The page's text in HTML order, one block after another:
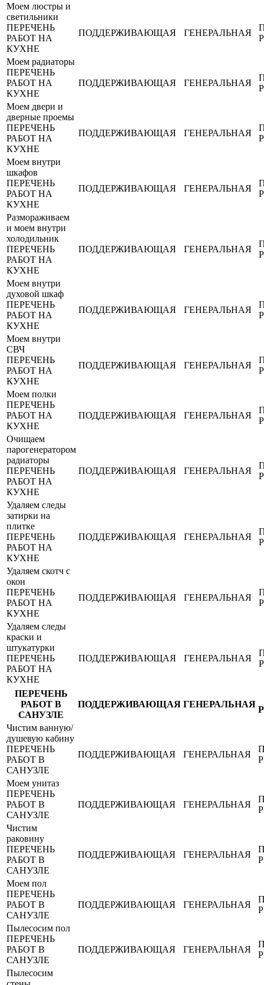
Моем люстры и
светильники
ПЕРЕЧЕНЬ
РАБОТ НА
КУХНЕ
ПОДДЕРЖИВАЮЩАЯ ГЕНЕРАЛЬНАЯ
Моем радиаторы
ПЕРЕЧЕНЬ
РАБОТ НА
КУХНЕ
ПОДДЕРЖИВАЮЩАЯ ГЕНЕРАЛЬНАЯ
Моем двери и
дверные проемы
ПЕРЕЧЕНЬ
РАБОТ НА
КУХНЕ
ПОДДЕРЖИВАЮЩАЯ ГЕНЕРАЛЬНАЯ
Моем внутри
шкафов
ПЕРЕЧЕНЬ
РАБОТ НА
КУХНЕ
ПОДДЕРЖИВАЮЩАЯ ГЕНЕРАЛЬНАЯ
Размораживаем
и моем внутри
холодильник
ПЕРЕЧЕНЬ
РАБОТ НА
КУХНЕ
ПОДДЕРЖИВАЮЩАЯ ГЕНЕРАЛЬНАЯ
Моем внутри
духовой шкаф
ПЕРЕЧЕНЬ
РАБОТ НА
КУХНЕ
ПОДДЕРЖИВАЮЩАЯ ГЕНЕРАЛЬНАЯ
Моем внутри
СВЧ
ПЕРЕЧЕНЬ
РАБОТ НА
КУХНЕ
ПОДДЕРЖИВАЮЩАЯ ГЕНЕРАЛЬНАЯ
Моем полки
ПЕРЕЧЕНЬ
РАБОТ НА
КУХНЕ
ПОДДЕРЖИВАЮЩАЯ ГЕНЕРАЛЬНАЯ
Очищаем
парогенератором
радиаторы
ПЕРЕЧЕНЬ
РАБОТ НА
КУХНЕ
ПОДДЕРЖИВАЮЩАЯ ГЕНЕРАЛЬНАЯ
Удаляем следы
затирки на
плитке
ПЕРЕЧЕНЬ
РАБОТ НА
КУХНЕ
ПОДДЕРЖИВАЮЩАЯ ГЕНЕРАЛЬНАЯ
Удаляем скотч с
окон
ПЕРЕЧЕНЬ
РАБОТ НА
КУХНЕ
ПОДДЕРЖИВАЮЩАЯ ГЕНЕРАЛЬНАЯ
Удаляем следы
краски и
штукатурки
ПЕРЕЧЕНЬ
РАБОТ НА
КУХНЕ
ПОДДЕРЖИВАЮЩАЯ ГЕНЕРАЛЬНАЯ
ПЕРЕЧЕНЬ
РАБОТ В
САНУЗЛЕ
ПОДДЕРЖИВАЮЩАЯ ГЕНЕРАЛЬНАЯ
Чистим ванную/
душевую кабину
ПЕРЕЧЕНЬ
РАБОТ В
САНУЗЛЕ
ПОДДЕРЖИВАЮЩАЯ ГЕНЕРАЛЬНАЯ
Моем унитаз
ПЕРЕЧЕНЬ
РАБОТ В
САНУЗЛЕ
ПОДДЕРЖИВАЮЩАЯ ГЕНЕРАЛЬНАЯ
Чистим
раковину
ПЕРЕЧЕНЬ
РАБОТ В
САНУЗЛЕ
ПОДДЕРЖИВАЮЩАЯ ГЕНЕРАЛЬНАЯ
Моем пол
ПЕРЕЧЕНЬ
РАБОТ В
САНУЗЛЕ
ПОДДЕРЖИВАЮЩАЯ ГЕНЕРАЛЬНАЯ
Пылесосим пол
ПЕРЕЧЕНЬ
РАБОТ В
САНУЗЛЕ
ПОДДЕРЖИВАЮЩАЯ ГЕНЕРАЛЬНАЯ
Пылесосим